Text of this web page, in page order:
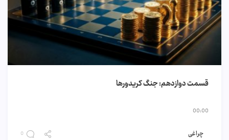
قسمت دوازدهم: جنگ کریدورها
00:00
چراغی 0